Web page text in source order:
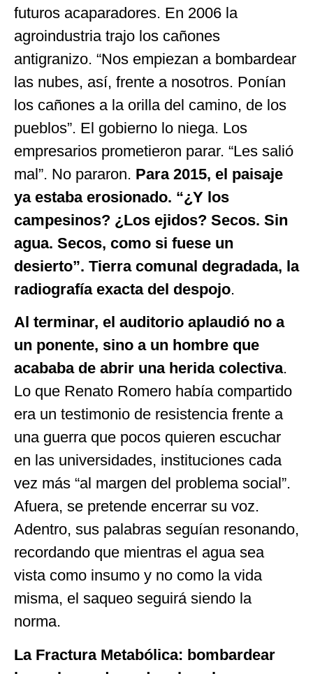
futuros acaparadores. En 2006 la
agroindustria trajo los cañones
antigranizo. “Nos empiezan a bombardear
las nubes, así, frente a nosotros. Ponían
los cañones a la orilla del camino, de los
pueblos”. El gobierno lo niega. Los
empresarios prometieron parar. “Les salió
mal”. No pararon. Para 2015, el paisaje
ya estaba erosionado. “¿Y los
campesinos? ¿Los ejidos? Secos. Sin
agua. Secos, como si fuese un
desierto”. Tierra comunal degradada, la
radiografía exacta del despojo.
Al terminar, el auditorio aplaudió no a
un ponente, sino a un hombre que
acababa de abrir una herida colectiva.
Lo que Renato Romero había compartido
era un testimonio de resistencia frente a
una guerra que pocos quieren escuchar
en las universidades, instituciones cada
vez más “al margen del problema social”.
Afuera, se pretende encerrar su voz.
Adentro, sus palabras seguían resonando,
recordando que mientras el agua sea
vista como insumo y no como la vida
misma, el saqueo seguirá siendo la
norma.
La Fractura Metabólica: bombardear